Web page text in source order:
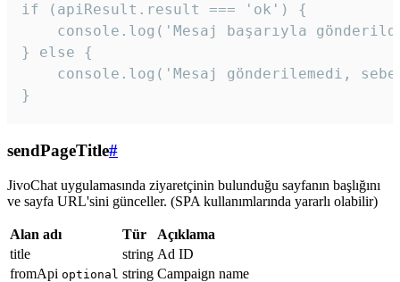
if (apiResult.result === 'ok') {
console.log('Mesaj başarıyla
} else {
console.log('Mesaj gönderilemedi,
}
sendPageTitle#
JivoChat uygulamasında ziyaretçinin bulunduğu sayfanın başlığını
ve sayfa URL'sini günceller. (SPA kullanımlarında yararlı olabilir)
Alan adı Tür
Açıklama
title
string Ad ID
fromApi optional string Campaign name